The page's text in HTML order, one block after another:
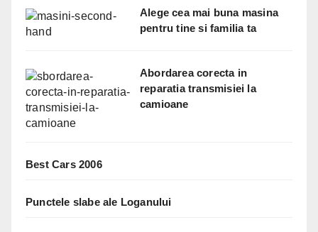
Alege cea mai buna masina
pentru tine si familia ta
Abordarea corecta in
reparatia transmisiei la
camioane
Best Cars 2006
Punctele slabe ale Loganului